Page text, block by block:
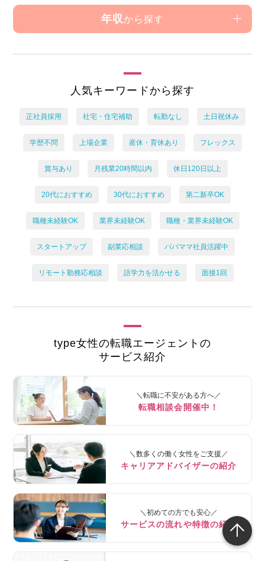
年収 から探す
人気キーワードから探す
正社員採用 社宅・住宅補助 転勤なし 土日祝休み
学歴不問 上場企業 産休・育休あり フレックス
賞与あり 月残業20時間以内 休日120日以上
20代におすすめ 30代におすすめ 第二新卒OK
職種未経験OK 業界未経験OK 職種・業界未経験OK
スタートアップ 副業応相談 パパママ社員活躍中
リモート勤務応相談 語学力を活かせる 面接1回
type女性の転職エージェントの
サービス紹介
＼転職に不安がある方へ／
転職相談会開催中！
＼数多くの働く女性をご支援／
キャリアアドバイザーの紹介
＼初めての方でも安心／
サービスの流れや特徴の紹介